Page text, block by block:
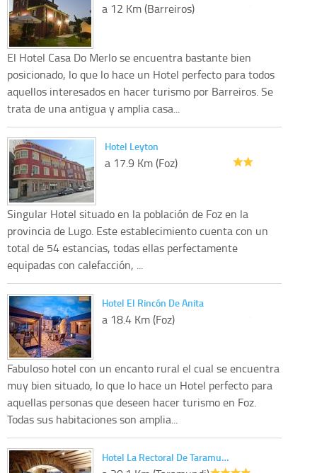
a 12 Km (Barreiros)
El Hotel Casa Do Merlo se encuentra bastante bien
posicionado, lo que lo hace un Hotel perfecto para todos
aquellos interesados en hacer turismo por Barreiros. Se
trata de una antigua y amplia casa...
Hotel Leyton
a 17.9 Km (Foz)
Singular Hotel situado en la población de Foz en la
provincia de Lugo. Este establecimiento cuenta con un
total de 54 estancias, todas ellas perfectamente
equipadas con calefacción, ...
Hotel El Rincón De Anita
a 18.4 Km (Foz)
Fabuloso hotel con un encanto rural el cual se encuentra
muy bien situado, lo que lo hace un Hotel perfecto para
aquellas personas que deseen hacer turismo en Foz.
Todas sus habitaciones son amplia...
Hotel La Rectoral De Taramu…